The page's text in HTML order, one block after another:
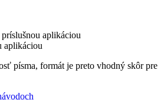
aplikáciou
aplikáciou
písma, formát je preto vhodný skôr pre